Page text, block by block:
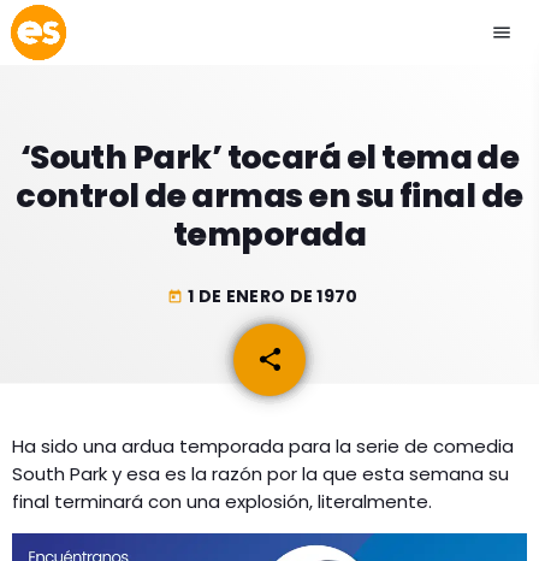
menu
play_arrow EMISIÓN LA PAZ
EMISIÓN COCHABAMBA
ACTUALIDAD
ESPECTÁCULOS
PROGRAMACIÓN
INICIO
‘South Park’ tocará el tema de
control de armas en su final de
temporada
today 1 DE ENERO DE 1970
share
email
Ha sido una ardua temporada para la serie de comedia
South Park y esa es la razón por la que esta semana su
final terminará con una explosión, literalmente.